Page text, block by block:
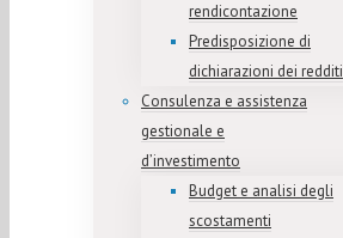
rendicontazione
Predisposizione di
dichiarazioni dei redditi
Consulenza e assistenza
gestionale e
d’investimento
Budget e analisi degli
scostamenti